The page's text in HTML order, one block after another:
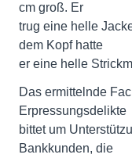
cm groß. Er
trug eine helle
dem Kopf hatte
er eine helle
Das ermittelnde
Erpressungsdelikte
bittet um
Bankkunden, die